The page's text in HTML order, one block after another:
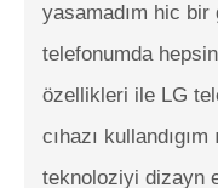
yasamadım hic
telefonumda
özellikleri ile LG
cıhazı
teknoloziyi dizayn